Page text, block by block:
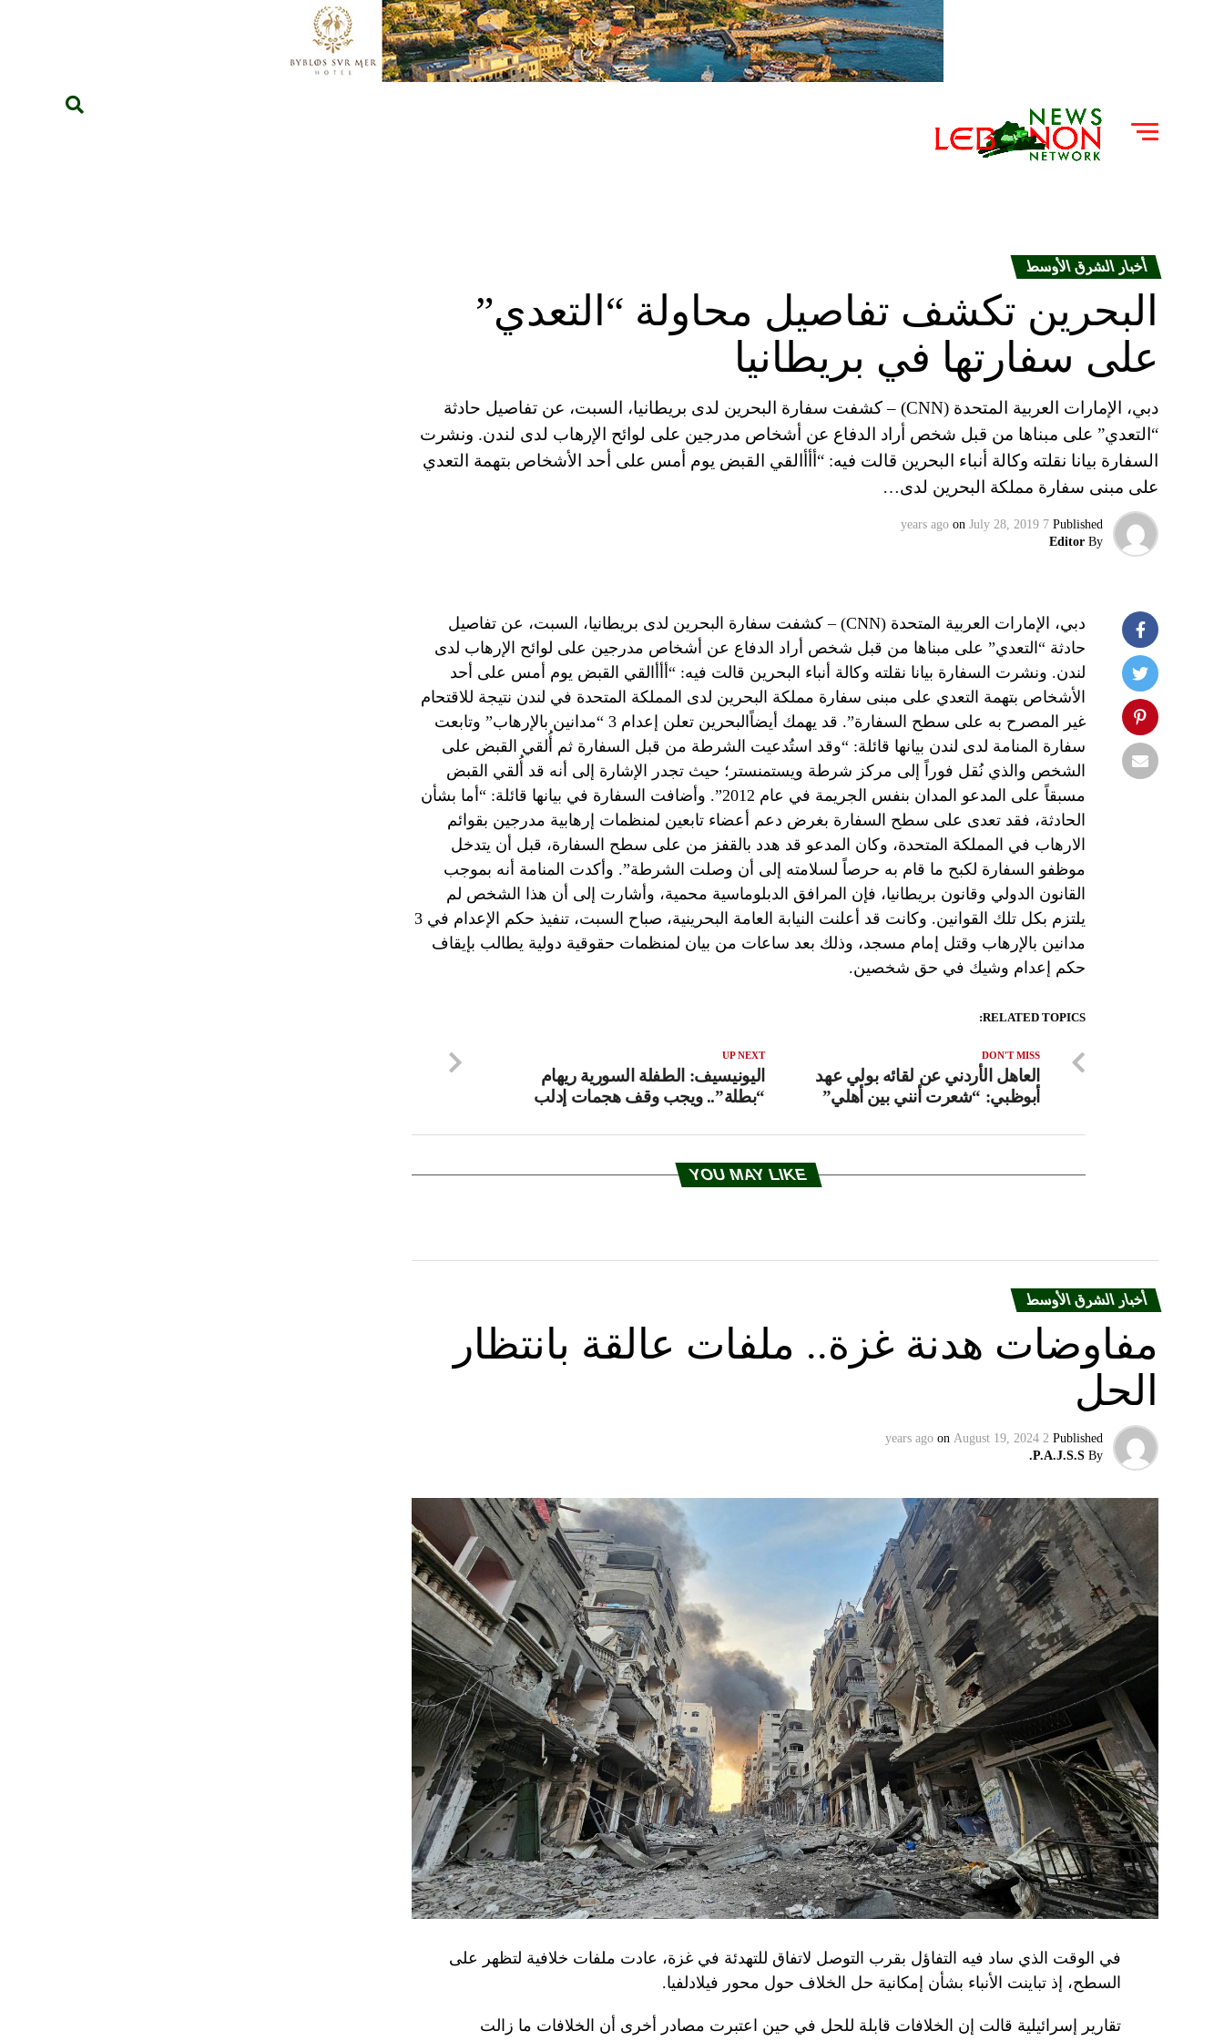
أخبار الشرق الأوسط
البحرين تكشف تفاصيل محاولة “التعدي”
على سفارتها في بريطانيا
دبي، الإمارات العربية المتحدة (CNN) – كشفت سفارة البحرين لدى بريطانيا، السبت، عن تفاصيل حادثة
“التعدي” على مبناها من قبل شخص أراد الدفاع عن أشخاص مدرجين على لوائح الإرهاب لدى لندن. ونشرت
السفارة بيانا نقلته وكالة أنباء البحرين قالت فيه: “أأأالقي القبض يوم أمس على أحد الأشخاص بتهمة التعدي
على مبنى سفارة مملكة البحرين لدى…
Published
7 years ago
on July 28, 2019
By
Editor
دبي، الإمارات العربية المتحدة (CNN) – كشفت سفارة البحرين لدى بريطانيا، السبت، عن تفاصيل
حادثة “التعدي” على مبناها من قبل شخص أراد الدفاع عن أشخاص مدرجين على لوائح الإرهاب لدى
لندن. ونشرت السفارة بيانا نقلته وكالة أنباء البحرين قالت فيه: “أأأالقي القبض يوم أمس على أحد
الأشخاص بتهمة التعدي على مبنى سفارة مملكة البحرين لدى المملكة المتحدة في لندن نتيجة للاقتحام
غير المصرح به على سطح السفارة”. قد يهمك أيضاًالبحرين تعلن إعدام 3 “مدانين بالإرهاب” وتابعت
سفارة المنامة لدى لندن بيانها قائلة: “وقد استُدعيت الشرطة من قبل السفارة ثم أُلقي القبض على
الشخص والذي نُقل فوراً إلى مركز شرطة ويستمنستر؛ حيث تجدر الإشارة إلى أنه قد أُلقي القبض
مسبقاً على المدعو المدان بنفس الجريمة في عام 2012”. وأضافت السفارة في بيانها قائلة: “أما بشأن
الحادثة، فقد تعدى على سطح السفارة بغرض دعم أعضاء تابعين لمنظمات إرهابية مدرجين بقوائم
الارهاب في المملكة المتحدة، وكان المدعو قد هدد بالقفز من على سطح السفارة، قبل أن يتدخل
موظفو السفارة لكبح ما قام به حرصاً لسلامته إلى أن وصلت الشرطة”. وأكدت المنامة أنه بموجب
القانون الدولي وقانون بريطانيا، فإن المرافق الدبلوماسية محمية، وأشارت إلى أن هذا الشخص لم
يلتزم بكل تلك القوانين. وكانت قد أعلنت النيابة العامة البحرينية، صباح السبت، تنفيذ حكم الإعدام في 3
مدانين بالإرهاب وقتل إمام مسجد، وذلك بعد ساعات من بيان لمنظمات حقوقية دولية يطالب بإيقاف
حكم إعدام وشيك في حق شخصين.
RELATED TOPICS:
UP NEXT
اليونيسيف: الطفلة السورية ريهام
“بطلة”.. ويجب وقف هجمات إدلب
DON'T MISS
العاهل الأردني عن لقائه بولي عهد
أبوظبي: “شعرت أنني بين أهلي”
YOU MAY LIKE
أخبار الشرق الأوسط
مفاوضات هدنة غزة.. ملفات عالقة بانتظار
الحل
Published
2 years ago
on August 19, 2024
By
P.A.J.S.S.
في الوقت الذي ساد فيه التفاؤل بقرب التوصل لاتفاق للتهدئة في غزة، عادت ملفات خلافية لتظهر على
السطح، إذ تباينت الأنباء بشأن إمكانية حل الخلاف حول محور فيلادلفيا.
تقارير إسرائيلية قالت إن الخلافات قابلة للحل في حين اعتبرت مصادر أخرى أن الخلافات ما زالت